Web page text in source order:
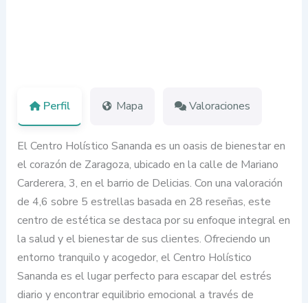
Perfil Mapa Valoraciones
El Centro Holístico Sananda es un oasis de bienestar en
el corazón de Zaragoza, ubicado en la calle de Mariano
Carderera, 3, en el barrio de Delicias. Con una valoración
de 4,6 sobre 5 estrellas basada en 28 reseñas, este
centro de estética se destaca por su enfoque integral en
la salud y el bienestar de sus clientes. Ofreciendo un
entorno tranquilo y acogedor, el Centro Holístico
Sananda es el lugar perfecto para escapar del estrés
diario y encontrar equilibrio emocional a través de